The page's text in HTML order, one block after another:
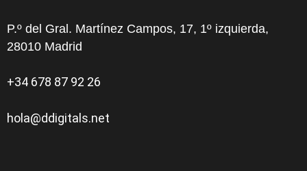
P.º del Gral. Martínez Campos, 17, 1º izquierda,
28010 Madrid
+34 678 87 92 26
hola@ddigitals.net